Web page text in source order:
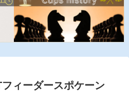
フィーダースポケーン